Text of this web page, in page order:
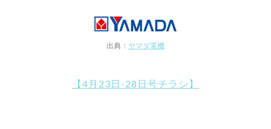
出典： ヤマダ電機
【4月23日-28日号チラシ】